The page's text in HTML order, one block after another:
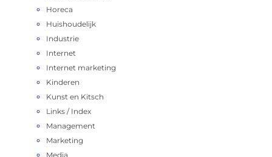
Horeca
Huishoudelijk
Industrie
Internet
Internet marketing
Kinderen
Kunst en Kitsch
Links / Index
Management
Marketing
Media